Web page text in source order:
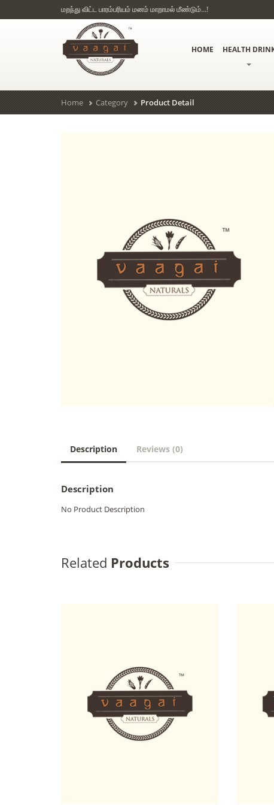
மறந்து விட்ட பாரம்பரியம் மனம் மாறாமல் மீண்டும்...!
HOME HEALTH
Home
Category Product Detail
Description Reviews (0)
Description
No Product Description
Related Products